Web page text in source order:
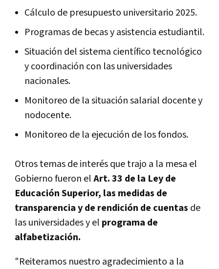
Cálculo de presupuesto universitario 2025.
Programas de becas y asistencia estudiantil.
Situación del sistema científico tecnológico
y coordinación con las universidades
nacionales.
Monitoreo de la situación salarial docente y
nodocente.
Monitoreo de la ejecución de los fondos.
Otros temas de interés que trajo a la mesa el
Gobierno fueron elArt. 33 de la Ley de
Educación Superior, las medidas de
transparencia y de rendición de cuentas de
las universidades y el programa de
alfabetización.
"Reiteramos nuestro agradecimiento a la